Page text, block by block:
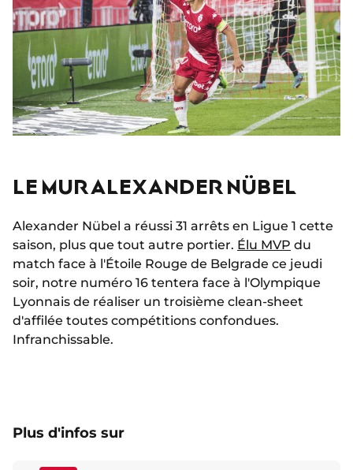
LE MUR ALEXANDER NÜBEL
Alexander Nübel a réussi 31 arrêts en Ligue 1 cette
saison, plus que tout autre portier. Élu MVP du
match face à l'Étoile Rouge de Belgrade ce jeudi
soir, notre numéro 16 tentera face à l'Olympique
Lyonnais de réaliser un troisième clean-sheet
d'affilée toutes compétitions confondues.
Infranchissable.
Plus d'infos sur